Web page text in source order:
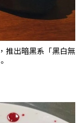
推出暗黑系「黑白無